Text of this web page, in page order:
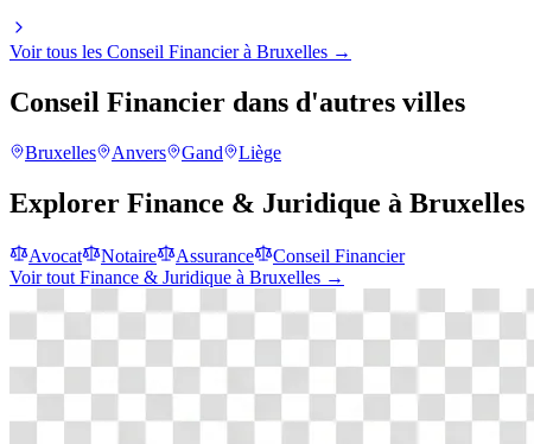
Voir tous les Conseil Financierà Bruxelles →
Conseil Financier dans d'autres villes
Bruxelles Anvers Gand Liège
Explorer Finance & Juridique à Bruxelles
Avocat Notaire Assurance
Conseil Financier
Voir tout Finance & Juridique à Bruxelles →